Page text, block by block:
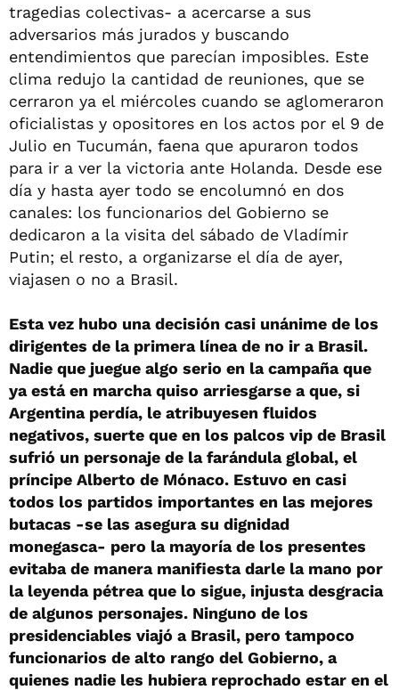
tragedias colectivas- a acercarse a sus
adversarios más jurados y buscando
entendimientos que parecían imposibles. Este
clima redujo la cantidad de reuniones, que se
cerraron ya el miércoles cuando se aglomeraron
oficialistas y opositores en los actos por el 9 de
Julio en Tucumán, faena que apuraron todos
para ir a ver la victoria ante Holanda. Desde ese
día y hasta ayer todo se encolumnó en dos
canales: los funcionarios del Gobierno se
dedicaron a la visita del sábado de Vladímir
Putin; el resto, a organizarse el día de ayer,
viajasen o no a Brasil.
Esta vez hubo una decisión casi unánime de los
dirigentes de la primera línea de no ir a Brasil.
Nadie que juegue algo serio en la campaña que
ya está en marcha quiso arriesgarse a que, si
Argentina perdía, le atribuyesen fluidos
negativos, suerte que en los palcos vip de Brasil
sufrió un personaje de la farándula global, el
príncipe Alberto de Mónaco. Estuvo en casi
todos los partidos importantes en las mejores
butacas -se las asegura su dignidad
monegasca- pero la mayoría de los presentes
evitaba de manera manifiesta darle la mano por
la leyenda pétrea que lo sigue, injusta desgracia
de algunos personajes. Ninguno de los
presidenciables viajó a Brasil, pero tampoco
funcionarios de alto rango del Gobierno, a
quienes nadie les hubiera reprochado estar en el